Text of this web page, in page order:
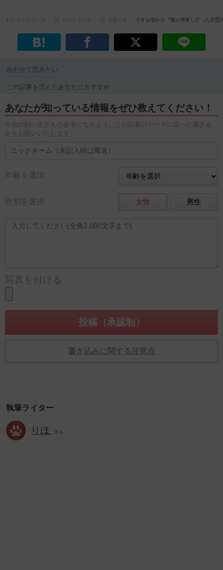
小さな頃から『猫と仲良しだった大
合わせて読みたい
この記事を読んだあなたにおすすめ
あなたが知っている情報をぜひ教えてください！
※他の飼い主さんの参考になるよう、この記事のテーマに沿った書き込
みをお願いいたします。
年齢を選択
性別を選択 女性 男性
写真を付ける
書き込みに関する注意点
執筆ライター
りほ さん